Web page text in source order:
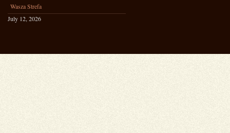
Wasza Strefa
July 12, 2026